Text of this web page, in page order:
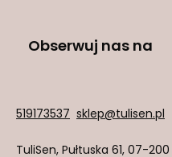
Obserwuj nas na
519173537 sklep@tulisen.pl
TuliSen, Pułtuska 61, 07-200